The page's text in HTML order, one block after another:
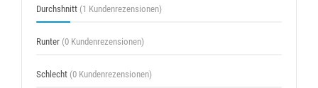
Durchshnitt (1 Kundenrezensionen)
Runter (0 Kundenrezensionen)
Schlecht (0 Kundenrezensionen)